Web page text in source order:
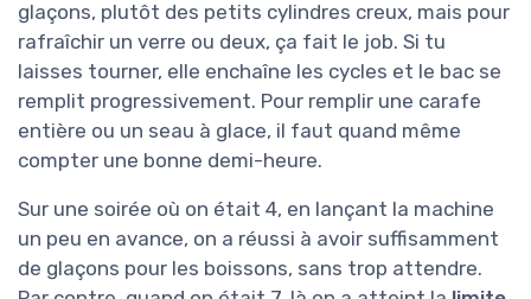
glaçons, plutôt des petits cylindres creux, mais pour
rafraîchir un verre ou deux, ça fait le job. Si tu
laisses tourner, elle enchaîne les cycles et le bac se
remplit progressivement. Pour remplir une carafe
entière ou un seau à glace, il faut quand même
compter une bonne demi-heure.
Sur une soirée où on était 4, en lançant la machine
un peu en avance, on a réussi à avoir suffisamment
de glaçons pour les boissons, sans trop attendre.